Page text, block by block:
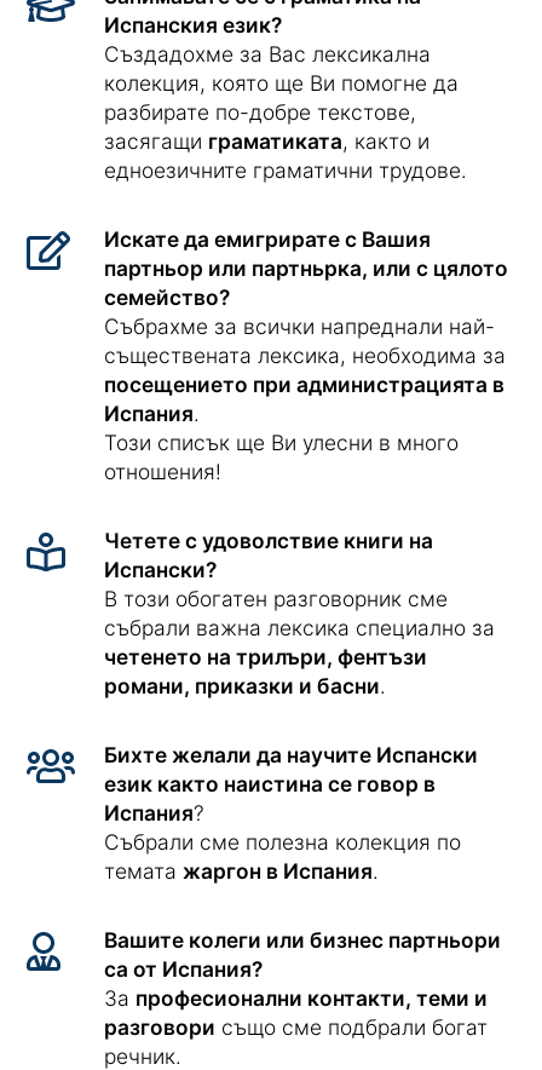
Испанския език?
Създадохме за Вас лексикална
колекция, която ще Ви помогне да
разбирате по-добре текстове,
засягащи граматиката, както и
едноезичните граматични трудове.
Искате да емигрирате с Вашия
партньор или партньрка, или с цялото
семейство?
Събрахме за всички напреднали най-
съществената лексика, необходима за
посещението при администрацията в
Испания.
Този списък ще Ви улесни в много
отношения!
Четете с удоволствие книги на
Испански?
В този обогатен разговорник сме
събрали важна лексика специално за
четенето на трилъри, фентъзи
романи, приказки и басни.
Бихте желали да научите Испански
език както наистина се говор в
Испания?
Събрали сме полезна колекция по
темата жаргон в Испания.
Вашите колеги или бизнес партньори
са от Испания?
За професионални контакти, теми и
разговори също сме подбрали богат
речник.